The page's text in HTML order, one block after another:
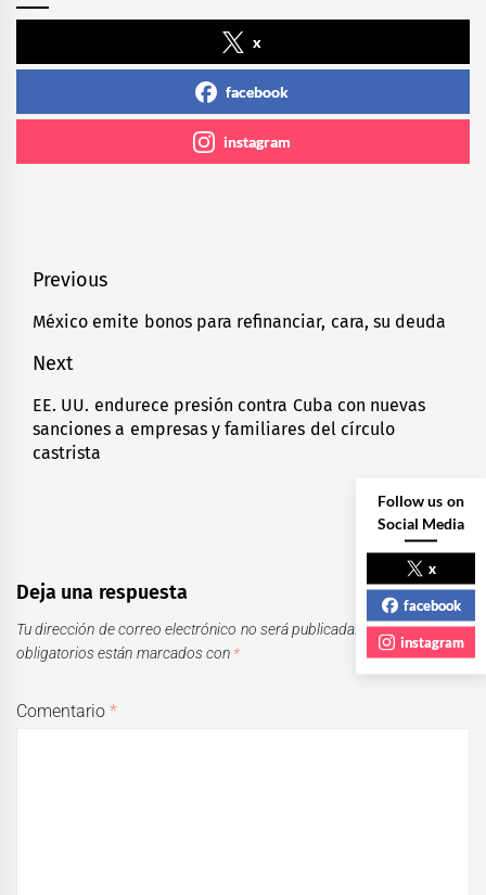
x
facebook
instagram
Navegación
de
entradas
Previous
Previous
México emite bonos para refinanciar, cara, su deuda
Next
Next
post:
EE. UU. endurece presión contra Cuba con nuevas
sanciones a empresas y familiares del círculo
castrista
Deja una respuesta
Tu dirección de correo electrónico no será publicada.
Los campos
obligatorios están marcados con *
Comentario*
Follow us on
Social Media
x
facebook
instagram